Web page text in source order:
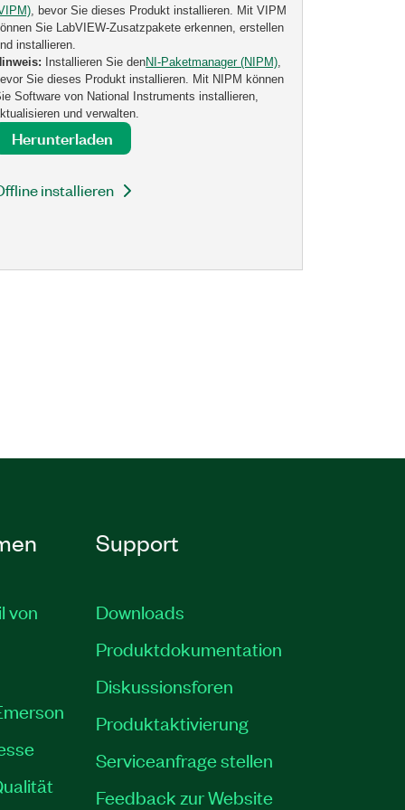
, bevor Sie dieses Produkt installieren. Mit VIPM
Sie LabVIEW-Zusatzpakete erkennen, erstellen
installieren.
Installieren Sie denNI-Paketmanager (NIPM)
Sie dieses Produkt installieren. Mit NIPM können
Software von National Instruments installieren,
und verwalten.
Herunterladen
installieren
von
Support
Downloads
Produktdokumentation
Diskussionsforen
Produktaktivierung
Serviceanfrage stellen
Feedback zur Website